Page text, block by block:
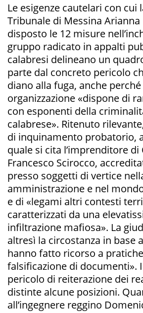
Le esigenze cautelari con cui
Tribunale di Messina Arianna
disposto le 12 misure
gruppo radicato in appalti
calabresi delineano un
parte dal concreto pericolo
diano alla fuga, anche perché
organizzazione «dispone di
con esponenti della
calabrese». Ritenuto
di inquinamento probatorio,
quale si cita l’imprenditore di
Francesco Scirocco,
presso soggetti di vertice
amministrazione e nel
e di «legami altri contesti
caratterizzati da una
infiltrazione mafiosa». La
altresì la circostanza in base
hanno fatto ricorso a
falsificazione di documenti».
pericolo di reiterazione dei
distinte alcune posizioni.
all’ingegnere reggino